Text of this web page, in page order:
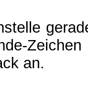
an.